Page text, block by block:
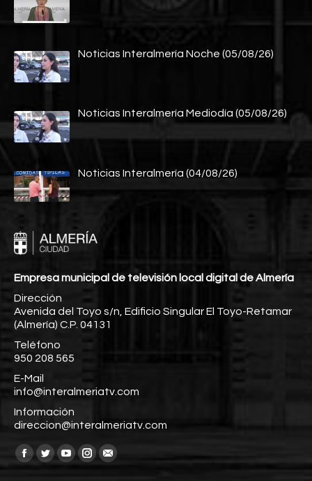
Noticias Interalmería Noche (05/08/26)
Noticias Interalmería Mediodía (05/08/26)
Noticias Interalmería (04/08/26)
Empresa municipal de televisión local digital de Almería
Dirección
Avenida del Toyo s/n, Edificio Singular El Toyo-Retamar
(Almería) C.P. 04131
Teléfono
950 208 565
E-Mail
info@interalmeriatv.com
Información
direccion@interalmeriatv.com
Encuéntranos en:
Facebook
TwitterYouTube
Instagram
Mail